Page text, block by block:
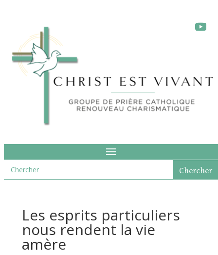
Les esprits particuliers
nous rendent la vie
amère